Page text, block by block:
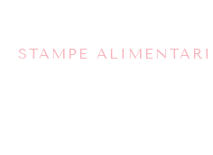
STAMPE ALIMENTARI